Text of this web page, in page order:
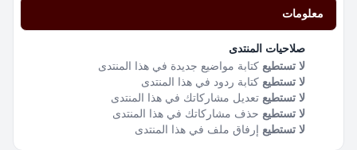
معلومات
صلاحيات المنتدى
لا تستطيع كتابة مواضيع جديدة في هذا المنتدى
لا تستطيع كتابة ردود في هذا المنتدى
لا تستطيع تعديل مشاركاتك في هذا المنتدى
لا تستطيع حذف مشاركاتك في هذا المنتدى
لا تستطيع إرفاق ملف في هذا المنتدى